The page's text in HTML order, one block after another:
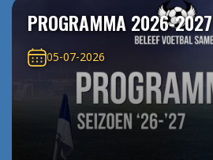
PROGRAMMA 2026-2027
05-07-2026